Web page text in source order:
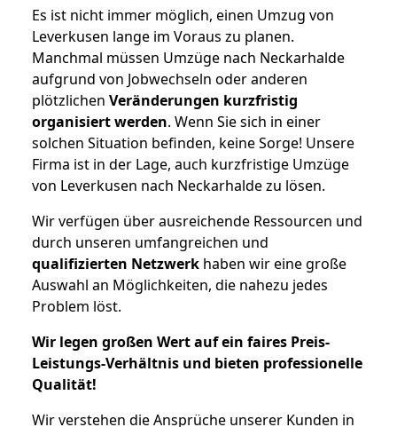
Es ist nicht immer möglich, einen Umzug von
Leverkusen lange im Voraus zu planen.
Manchmal müssen Umzüge nach Neckarhalde
aufgrund von Jobwechseln oder anderen
plötzlichen Veränderungen kurzfristig
organisiert werden. Wenn Sie sich in einer
solchen Situation befinden, keine Sorge! Unsere
Firma ist in der Lage, auch kurzfristige Umzüge
von Leverkusen nach Neckarhalde zu lösen.
Wir verfügen über ausreichende Ressourcen und
durch unseren umfangreichen und
qualifizierten Netzwerk haben wir eine große
Auswahl an Möglichkeiten, die nahezu jedes
Problem löst.
Wir legen großen Wert auf ein faires Preis-
Leistungs-Verhältnis und bieten professionelle
Qualität!
Wir verstehen die Ansprüche unserer Kunden in